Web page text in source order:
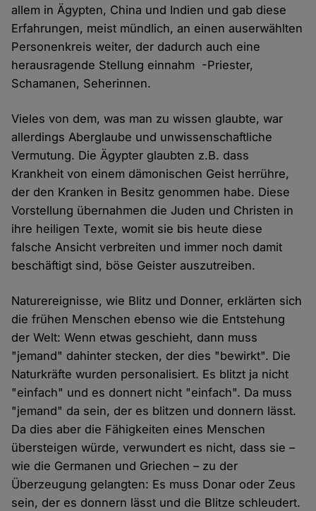
allem in Ägypten, China und Indien und gab diese
Erfahrungen, meist mündlich, an einen auserwählten
Personenkreis weiter, der dadurch auch eine
herausragende Stellung einnahm -Priester,
Schamanen, Seherinnen.
Vieles von dem, was man zu wissen glaubte, war
allerdings Aberglaube und unwissenschaftliche
Vermutung. Die Ägypter glaubten z.B. dass
Krankheit von einem dämonischen Geist herrühre,
der den Kranken in Besitz genommen habe. Diese
Vorstellung übernahmen die Juden und Christen in
ihre heiligen Texte, womit sie bis heute diese
falsche Ansicht verbreiten und immer noch damit
beschäftigt sind, böse Geister auszutreiben.
Naturereignisse, wie Blitz und Donner, erklärten sich
die frühen Menschen ebenso wie die Entstehung
der Welt: Wenn etwas geschieht, dann muss
"jemand" dahinter stecken, der dies "bewirkt". Die
Naturkräfte wurden personalisiert. Es blitzt ja nicht
"einfach" und es donnert nicht "einfach". Da muss
"jemand" da sein, der es blitzen und donnern lässt.
Da dies aber die Fähigkeiten eines Menschen
übersteigen würde, verwundert es nicht, dass sie –
wie die Germanen und Griechen – zu der
Überzeugung gelangten: Es muss Donar oder Zeus
sein, der es donnern lässt und die Blitze schleudert.